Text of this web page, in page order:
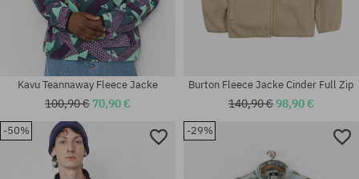
Verfügbare Größen:
Verfügbare Größen:
Kavu Teannaway Fleece Jacke
100,90 € 70,90 €
Burton Fleece Jacke Cinder Full Zip
140,90 €98,90 €
-50% -29%